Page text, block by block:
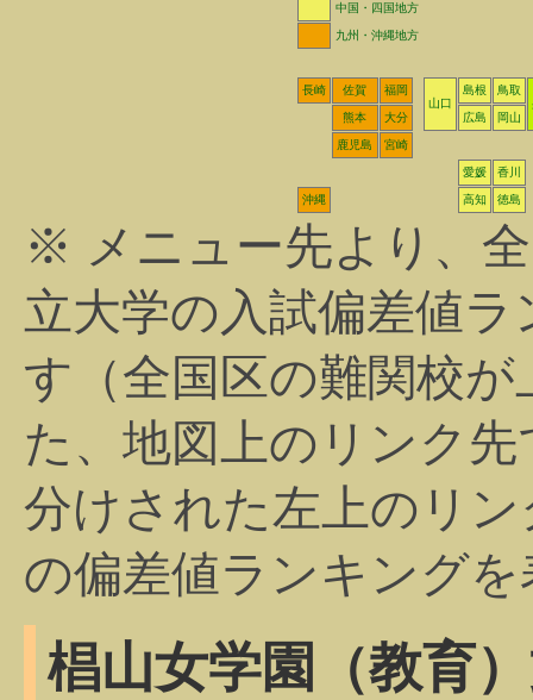
中国・四国地方
九州・沖縄地方
長崎 佐賀
福岡
山口
島根
鳥取
熊本
大分 広島 岡山
鹿児島 宮崎
愛媛 香川
沖縄 高知 徳島
※ メニュー先より、
立大学の入試偏差値
す（全国区の難関校
た、地図上のリンク
分けされた左上のリ
の偏差値ランキング
椙山女学園（教育）